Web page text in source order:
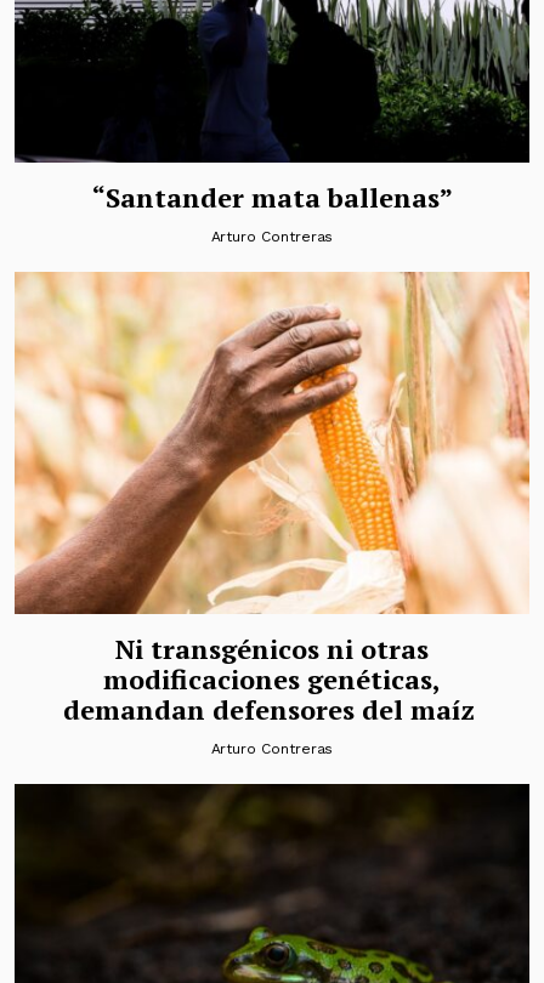
“Santander mata ballenas”
Arturo Contreras
Ni transgénicos ni otras
modificaciones genéticas,
demandan defensores del maíz
Arturo Contreras